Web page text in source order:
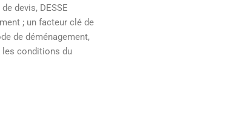
devis, DESSE
; un facteur clé de
de déménagement,
les conditions du